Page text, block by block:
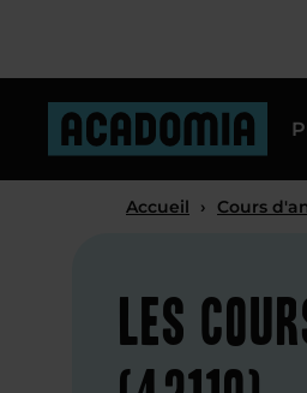
Accueil › Cours
Les